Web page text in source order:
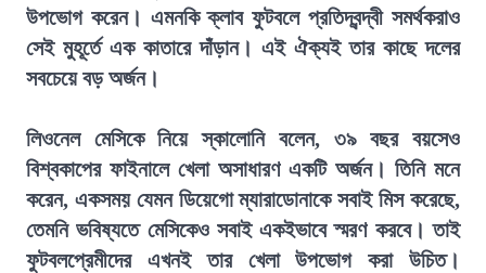
উপভোগ করেন। এমনকি ক্লাব ফুটবলে প্রতিদ্বন্দ্বী সমর্থকরাও
সেই মুহূর্তে এক কাতারে দাঁড়ান। এই ঐক্যই তার কাছে দলের
সবচেয়ে বড় অর্জন।
লিওনেল মেসিকে নিয়ে স্কালোনি বলেন, ৩৯ বছর বয়সেও
বিশ্বকাপের ফাইনালে খেলা অসাধারণ একটি অর্জন। তিনি মনে
করেন, একসময় যেমন ডিয়েগো ম্যারাডোনাকে সবাই মিস করেছে,
তেমনি ভবিষ্যতে মেসিকেও সবাই একইভাবে স্মরণ করবে। তাই
ফুটবলপ্রেমীদের এখনই তার খেলা উপভোগ করা উচিত।